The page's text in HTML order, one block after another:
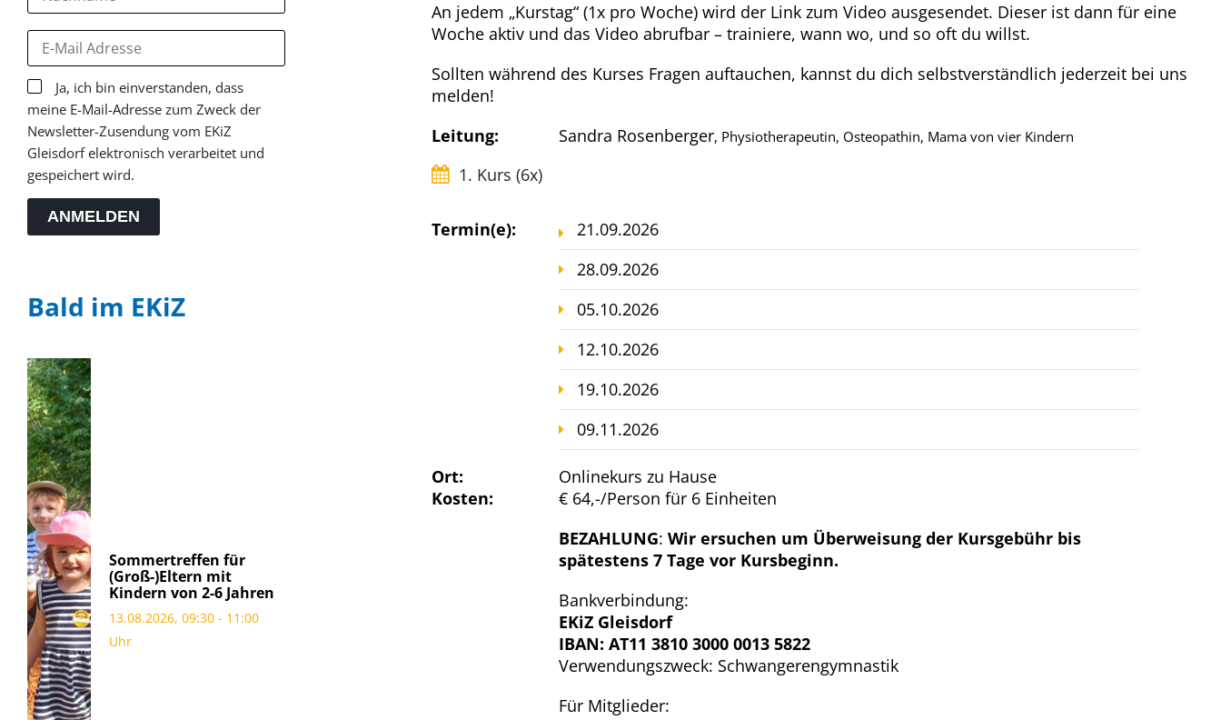
Ja, ich bin einverstanden, dass
meine E-Mail-Adresse zum Zweck der
Newsletter-Zusendung vom EKiZ
Gleisdorf elektronisch verarbeitet und
gespeichert wird.
ANMELDEN
Bald im EKiZ
Sommertreffen für
(Groß-)Eltern mit
Kindern von 2-6 Jahren
13.08.2026, 09:30 - 11:00
Uhr
An jedem „Kurstag“ (1x pro Woche) wird der Link zum Video ausgesendet. Dieser ist dann für eine
Woche aktiv und das Video abrufbar – trainiere, wann wo, und so oft du willst.
Sollten während des Kurses Fragen auftauchen, kannst du dich selbstverständlich jederzeit bei uns
melden!
Leitung:
Sandra Rosenberger, Physiotherapeutin, Osteopathin, Mama von vier Kindern
1. Kurs (6x)
Termin(e):
21.09.2026
28.09.2026
05.10.2026
12.10.2026
19.10.2026
09.11.2026
Ort:
Onlinekurs zu Hause
Kosten:
€ 64,-/Person für 6 Einheiten
BEZAHLUNG: Wir ersuchen um Überweisung der Kursgebühr bis
spätestens 7 Tage vor Kursbeginn.
Bankverbindung:
EKiZ Gleisdorf
IBAN: AT11 3810 3000 0013 5822
Verwendungszweck: Schwangerengymnastik
Für Mitglieder: